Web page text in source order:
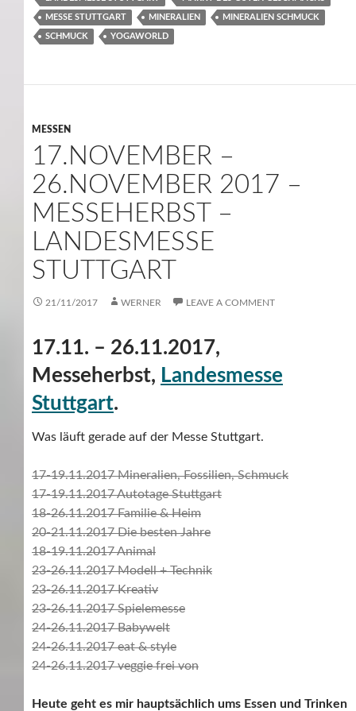
MESSE STUTTGART MINERALIEN MINERALIEN SCHMUCK
SCHMUCK YOGAWORLD
MESSEN
17.NOVEMBER –
26.NOVEMBER 2017 –
MESSEHERBST –
LANDESMESSE
STUTTGART
21/11/2017 WERNER LEAVE A COMMENT
17.11. – 26.11.2017,
Messeherbst, Landesmesse
Stuttgart.
Was läuft gerade auf der Messe Stuttgart.
17-19.11.2017 Mineralien, Fossilien, Schmuck
17-19.11.2017 Autotage Stuttgart
18-26.11.2017 Familie & Heim
20-21.11.2017 Die besten Jahre
18-19.11.2017 Animal
23-26.11.2017 Modell + Technik
23-26.11.2017 Kreativ
23-26.11.2017 Spielemesse
24-26.11.2017 Babywelt
24-26.11.2017 eat & style
24-26.11.2017 veggie frei von
Heute geht es mir hauptsächlich ums Essen und Trinken